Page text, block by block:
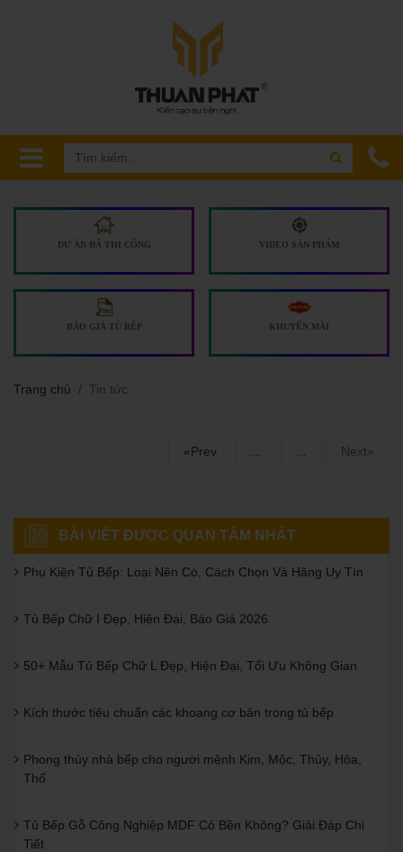
DỰ ÁN ĐÃ THI CÔNG VIDEO SẢN PHẨM
BÁO GIÁ TỦ BẾP KHUYẾN MÃI
Trang chủ Tin tức
«Prev Next»
BÀI VIẾT ĐƯỢC QUAN TÂM NHẤT
Phụ Kiện Tủ Bếp: Loại Nên Có, Cách Chọn Và Hãng Uy Tín
Tủ Bếp Chữ I Đẹp, Hiện Đại, Báo Giá 2026
50+ Mẫu Tủ Bếp Chữ L Đẹp, Hiện Đại, Tối Ưu Không Gian
Kích thước tiêu chuẩn các khoang cơ bản trong tủ bếp
Phong thủy nhà bếp cho người mệnh Kim, Mộc, Thủy, Hỏa,
Thổ
Tủ Bếp Gỗ Công Nghiệp MDF Có Bền Không? Giải Đáp Chi
Tiết